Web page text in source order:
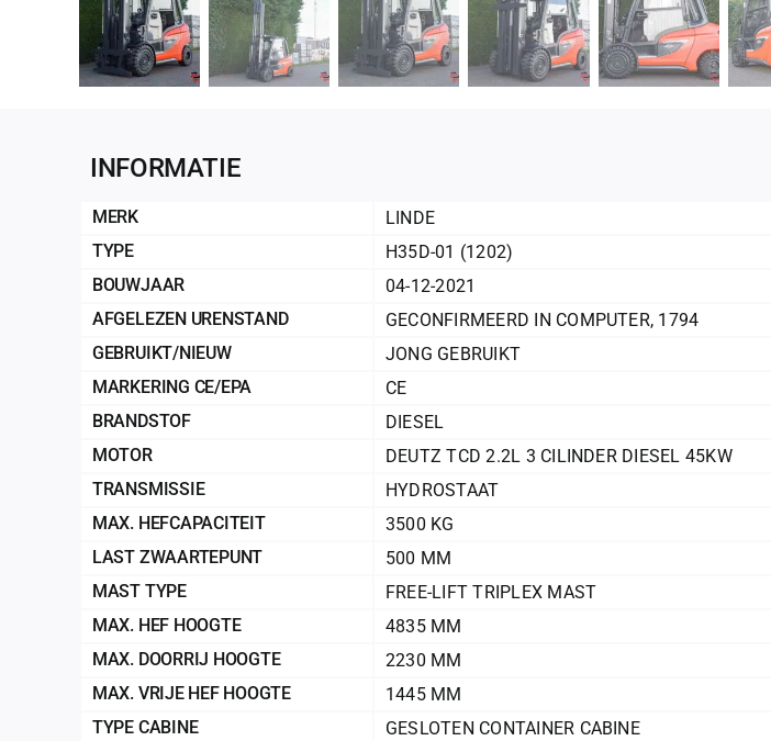
INFORMATIE
MERK
LINDE
TYPE
H35D-01 (1202)
BOUWJAAR
04-12-2021
AFGELEZEN URENSTAND
GECONFIRMEERD IN COMPUTER, 1794
GEBRUIKT/NIEUW
JONG GEBRUIKT
MARKERING CE/EPA
CE
BRANDSTOF
DIESEL
MOTOR
DEUTZ TCD 2.2L 3 CILINDER DIESEL 45KW
TRANSMISSIE
HYDROSTAAT
MAX. HEFCAPACITEIT
3500 KG
LAST ZWAARTEPUNT
500 MM
MAST TYPE
FREE-LIFT TRIPLEX MAST
MAX. HEF HOOGTE
4835 MM
MAX. DOORRIJ HOOGTE
2230 MM
MAX. VRIJE HEF HOOGTE
1445 MM
TYPE CABINE
GESLOTEN CONTAINER CABINE